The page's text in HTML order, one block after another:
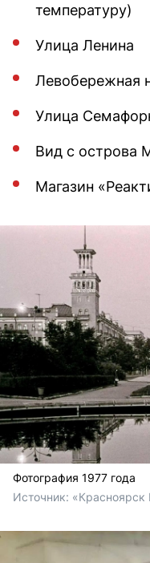
температуру)
Улица Ленина
Левобережная
Улица
Вид с острова
Магазин
Фотография 1977 года
Источник: «Красноярск